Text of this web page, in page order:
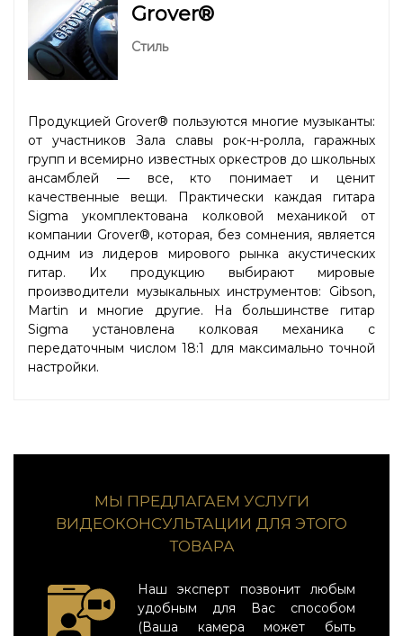
Grover®
Стиль
Продукцией Grover® пользуются многие музыканты:
от участников Зала славы рок-н-ролла, гаражных
групп и всемирно известных оркестров до школьных
ансамблей — все, кто понимает и ценит
качественные вещи. Практически каждая гитара
Sigma укомплектована колковой механикой от
компании Grover®, которая, без сомнения, является
одним из лидеров мирового рынка акустических
гитар. Их продукцию выбирают мировые
производители музыкальных инструментов: Gibson,
Martin и многие другие. На большинстве гитар
Sigma установлена колковая механика с
передаточным числом 18:1 для максимально точной
настройки.
МЫ ПРЕДЛАГАЕМ УСЛУГИ
ВИДЕОКОНСУЛЬТАЦИИ ДЛЯ ЭТОГО
ТОВАРА
Наш эксперт позвонит любым
удобным для Вас способом
(Ваша камера может быть